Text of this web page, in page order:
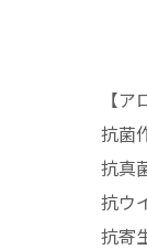
【
抗菌
抗真
抗ウ
抗寄